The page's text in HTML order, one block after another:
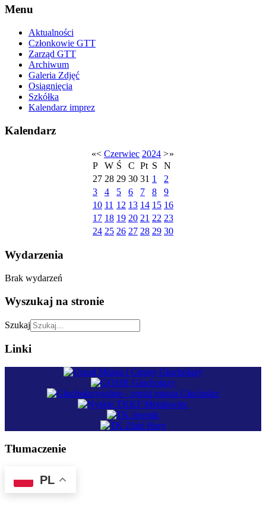
Menu
Aktualności
Członkowie GTT
Zarząd GTT
Archiwum
Galeria Zdjęć
Osiągnięcia
Szkółka
Kalendarz imprez
Kalendarz
«< Czerwiec 2024 >»
P
W Ś C Pt S
N
27 28 29 30 31 1
2
3
4 5 6 7 8
9
10 11 12 13 14 15 16
17 18 19 20 21 22 23
24 25 26 27 28 29 30
Wydarzenia
Brak wydarzeń
Wyszukaj na stronie
Szukaj
Linki
Tłumaczenie
PL